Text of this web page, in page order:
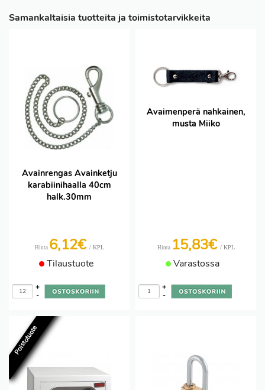
Samankaltaisia tuotteita ja toimistotarvikkeita
Avainrengas Avainketju
karabiinihaalla 40cm
halk.30mm
Hinta 6,12€ / KPL
Tilaustuote
-
+
Avaimenperä nahkainen,
musta Miiko
Hinta 15,83€ / KPL
Varastossa
-
+
Poistotuote